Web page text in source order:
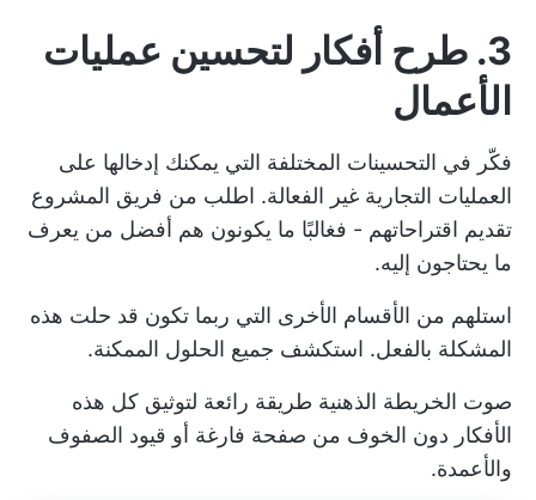
3. طرح أفكار لتحسين عمليات
الأعمال
فكّر في التحسينات المختلفة التي يمكنك إدخالها على
العمليات التجارية غير الفعالة. اطلب من فريق المشروع
تقديم اقتراحاتهم - فغالبًا ما يكونون هم أفضل من يعرف
ما يحتاجون إليه.
استلهم من الأقسام الأخرى التي ربما تكون قد حلت هذه
المشكلة بالفعل. استكشف جميع الحلول الممكنة.
صوت الخريطة الذهنية طريقة رائعة لتوثيق كل هذه
الأفكار دون الخوف من صفحة فارغة أو قيود الصفوف
والأعمدة.